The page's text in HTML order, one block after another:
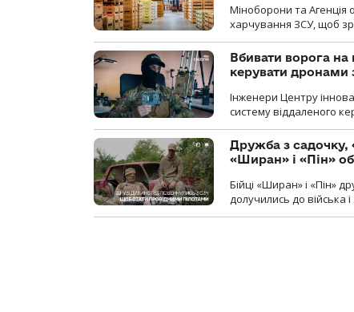
Міноборони та
харчування ЗСУ, щоб
Вбивати ворога на
керувати дронами
Інженери Центру
систему віддаленого
Дружба з садочку,
«Ширан» і «Пін»
Бійці «Ширан» і «Пін»
долучились до війська